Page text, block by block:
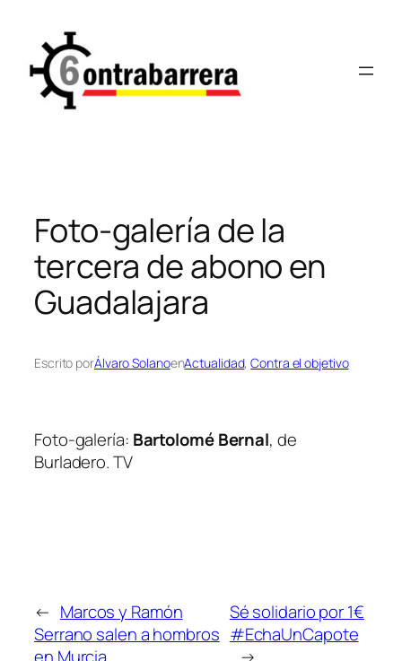
contenido
Foto-galería de la
tercera de abono en
Guadalajara
Escrito porÁlvaro SolanoenActualidad, Contra el objetivo
Foto-galería: Bartolomé Bernal, de
Burladero. TV
← Marcos y Ramón
Serrano salen a hombros
Sé solidario por 1€
#EchaUnCapote